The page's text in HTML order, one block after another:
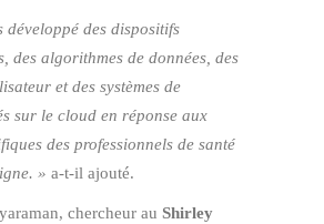
développé des dispositifs
des algorithmes de données, des
et des systèmes de
sur le cloud en réponse aux
des professionnels de santé
» a-t-il ajouté.
chercheur au Shirley